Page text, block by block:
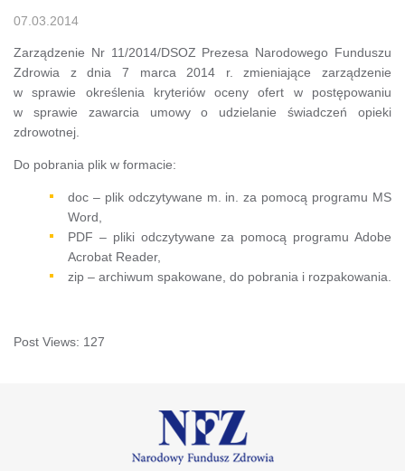
07.03.2014
Zarządzenie Nr 11/2014/DSOZ Prezesa Narodowego Funduszu
Zdrowia z dnia 7 marca 2014 r. zmieniające zarządzenie
w sprawie określenia kryteriów oceny ofert w postępowaniu
w sprawie zawarcia umowy o udzielanie świadczeń opieki
zdrowotnej.
Do pobrania plik w formacie:
doc – plik odczytywane m. in. za pomocą programu MS
Word,
PDF – pliki odczytywane za pomocą programu Adobe
Acrobat Reader,
zip – archiwum spakowane, do pobrania i rozpakowania.
Post Views: 127